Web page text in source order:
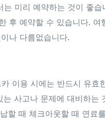
는 미리 예약하는 것이 좋
후 예약할 수 있습니다.
나 다름없습니다.
카 이용 시에는 반드시 유효
사고나 문제에 대비하는
할 때 체크아웃할 때 연료